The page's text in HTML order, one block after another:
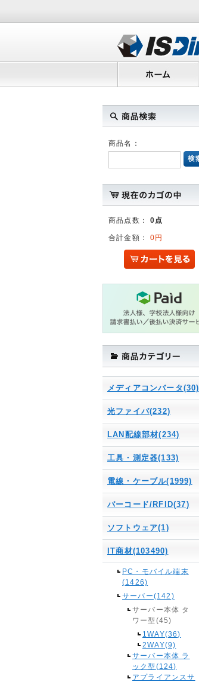
商品名：
商品点数：0点
合計金額：0円
メディアコンバータ(30)
光ファイバ(232)
LAN配線部材(234)
工具・測定器(133)
電線・ケーブル(1999)
バーコード/RFID(37)
ソフトウェア(1)
IT商材(103490)
PC・モバイル端末
(1426)
サーバー(142)
サーバー本体 タ
ワー型(45)
1WAY(36)
2WAY(9)
サーバー本体 ラ
ック型(124)
アプライアンスサ